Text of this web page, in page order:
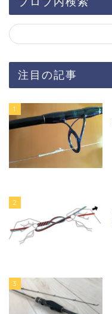
注目の記事
1
2
3